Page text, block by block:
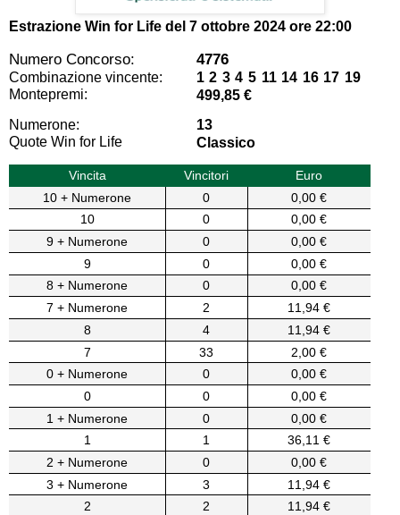
Estrazione Win for Life del 7 ottobre 2024 ore 22:00
Numero Concorso: 4776
Combinazione vincente:
1 2 3 4 5 11 14 16 17 19
Montepremi:
499,85 €
Numerone:
13
Quote Win for Life
Classico
Vincita Vincitori
Euro
10 + Numerone
0
0,00 €
10
0
0,00 €
9 + Numerone
0
0,00 €
9
0
0,00 €
8 + Numerone
0
0,00 €
7 + Numerone
2
11,94 €
8
4
11,94 €
7
33
2,00 €
0 + Numerone
0
0,00 €
0
0
0,00 €
1 + Numerone
0
0,00 €
1
1
36,11 €
2 + Numerone
0
0,00 €
3 + Numerone
3
11,94 €
2
2
11,94 €